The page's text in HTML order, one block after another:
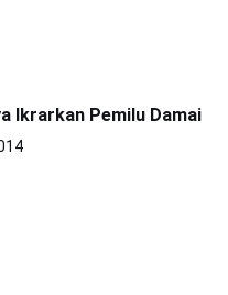
Ikrarkan Pemilu Damai